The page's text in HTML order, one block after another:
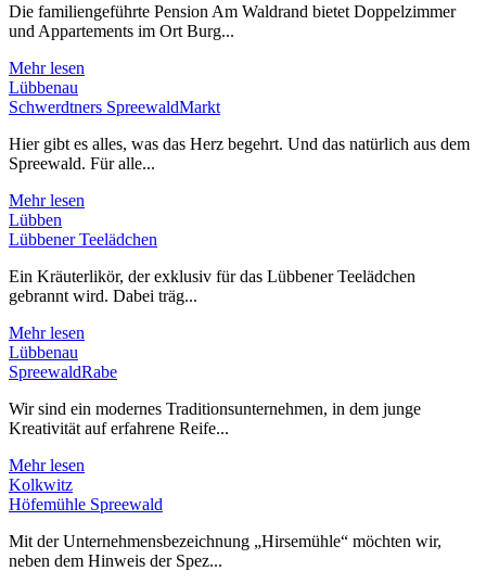
Die familiengeführte Pension Am Waldrand bietet Doppelzimmer
und Appartements im Ort Burg...
Mehr lesen
Lübbenau
Schwerdtners SpreewaldMarkt
Hier gibt es alles, was das Herz begehrt. Und das natürlich aus dem
Spreewald. Für alle...
Mehr lesen
Lübben
Lübbener Teelädchen
Ein Kräuterlikör, der exklusiv für das Lübbener Teelädchen
gebrannt wird. Dabei träg...
Mehr lesen
Lübbenau
SpreewaldRabe
Wir sind ein modernes Traditionsunternehmen, in dem junge
Kreativität auf erfahrene Reife...
Mehr lesen
Kolkwitz
Höfemühle Spreewald
Mit der Unternehmensbezeichnung „Hirsemühle“ möchten wir,
neben dem Hinweis der Spez...